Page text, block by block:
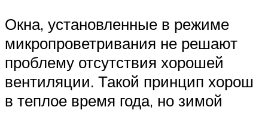
Окна, установленные в режиме
микропроветривания не решают
проблему отсутствия хорошей
вентиляции. Такой принцип хорош
в теплое время года, но зимой